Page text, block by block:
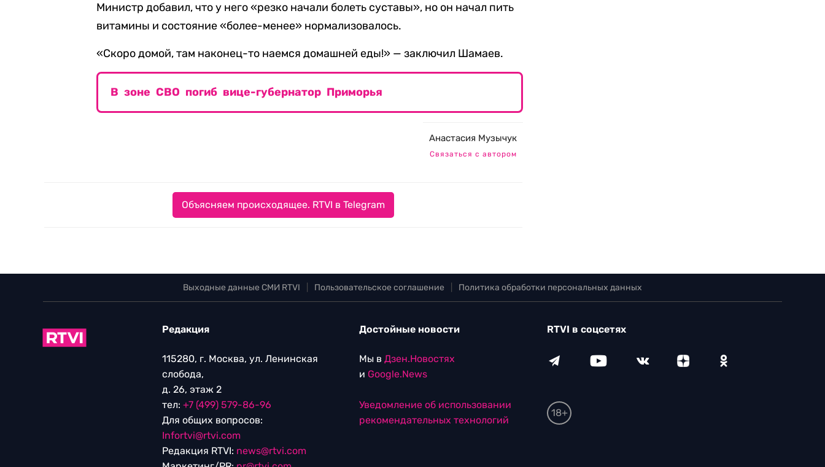
Министр добавил, что у него «резко начали болеть суставы», но он начал пить
витамины и состояние «более-менее» нормализовалось.
«Скоро домой, там наконец-то наемся домашней еды!» — заключил Шамаев.
В зоне СВО погиб вице-губернатор Приморья
Анастасия Музычук
Связаться с автором
Объясняем происходящее. RTVI в Telegram
Выходные данные СМИ RTVI Пользовательское соглашение Политика обработки персональных данных
Редакция
115280, г. Москва, ул. Ленинская
слобода,
д. 26, этаж 2
тел: +7 (499) 579-86-96
Для общих вопросов:
Infortvi@rtvi.com
Редакция RTVI: news@rtvi.com
Достойные новости
Мы в Дзен.Новостях
и Google.News
Уведомление об использовании
рекомендательных технологий
RTVI в соцсетях
18+